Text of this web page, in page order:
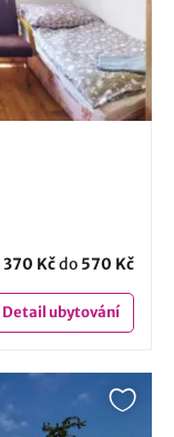
370 Kčdo 570 Kč
Detailubytování